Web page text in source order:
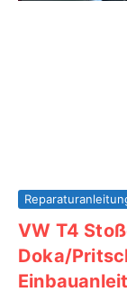
VW T4
Doka/